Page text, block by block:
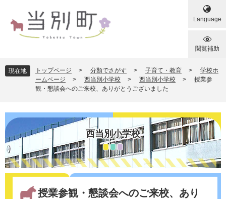
でば
文
Language
閲覧補助
現在地 トップページ > 分類でさがす > 子育て・教育 >
学校ホ
ームページ
> 西当別小学校 > 西当別小学校 >
授業参
観・懇談会へのご来校、ありがとうございました
西当別小学校
授業参観・懇談会へのご来校、あり